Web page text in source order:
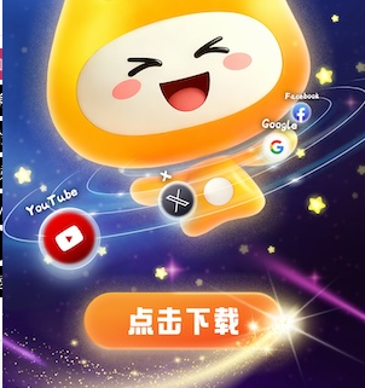
器
旋风加速器
软件中心 雷霆加速
狂飙加速器
鸭加速器官网下载安卓
大象加速器
加速器官网版
下载快鸭加速器最新版
快橙加速器官网
蘑菇加速器
快连npv
快鸭梯子加速器
器下载
下载npv加速器
推荐